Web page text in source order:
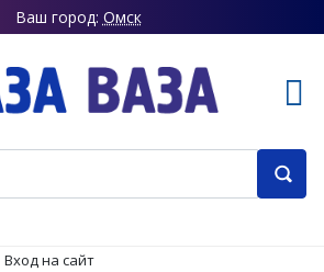
Ваш город: Омск
Вход на сайт